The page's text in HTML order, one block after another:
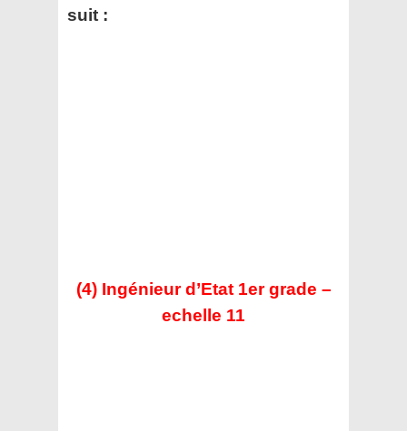
suit :
(4) Ingénieur d’Etat 1er grade –
echelle 11